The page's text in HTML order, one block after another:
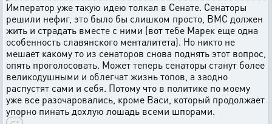
Император уже такую идею толкал в Сенате. Сенаторы
решили нефиг, это было бы слишком просто, ВМС должен
жить и страдать вместе с ними (вот тебе Марек еще одна
особенность славянского менталитета). Но никто не
мешает какому то из сенаторов снова поднять этот вопрос,
опять проголосовать. Может теперь сенаторы станут более
великодушными и облегчат жизнь топов, а заодно
распустят сами и себя. Потому что в политике по моему
уже все разочаровались, кроме Васи, который продолжает
упорно пинать дохлую лошадь всеми шпорами.